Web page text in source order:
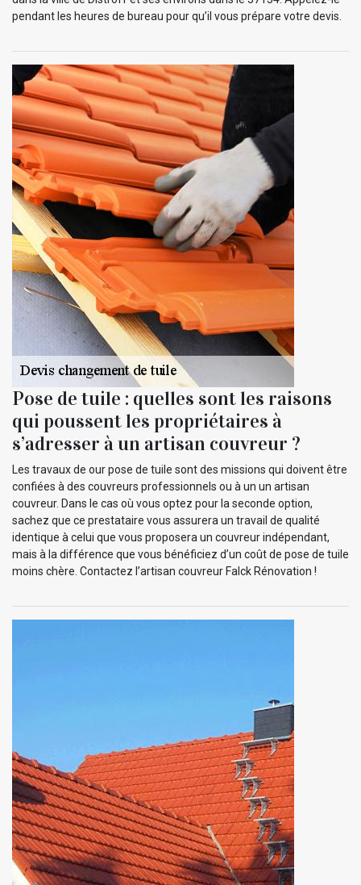
pendant les heures de bureau pour qu’il vous prépare votre devis.
Pose de tuile : quelles sont les raisons
qui poussent les propriétaires à
s’adresser à un artisan couvreur ?
Les travaux de our pose de tuile sont des missions qui doivent être
confiées à des couvreurs professionnels ou à un un artisan
couvreur. Dans le cas où vous optez pour la seconde option,
sachez que ce prestataire vous assurera un travail de qualité
identique à celui que vous proposera un couvreur indépendant,
mais à la différence que vous bénéficiez d’un coût de pose de tuile
moins chère. Contactez l’artisan couvreur Falck Rénovation !